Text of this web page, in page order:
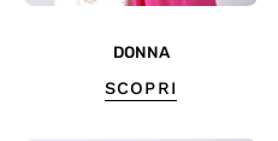
DONNA
SCOPRI